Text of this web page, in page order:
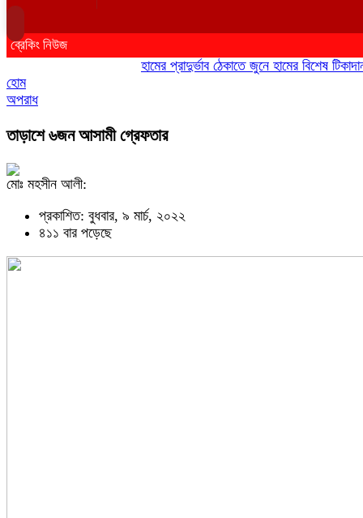
ব্রেকিং নিউজ
হামের প্রাদুর্ভাব ঠেকাতে জুনে হামের বিশেষ টিকাদান;
হোম
অপরাধ
তাড়াশে ৬জন আসামী গ্রেফতার
মোঃ মহসীন আলী:
প্রকাশিত: বুধবার, ৯ মার্চ, ২০২২
৪১১ বার পড়েছে